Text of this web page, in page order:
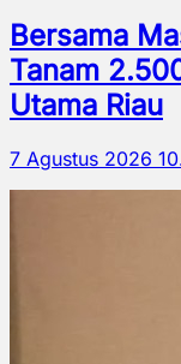
Bersama
Tanam
Utama Riau
7 Agustus 2026